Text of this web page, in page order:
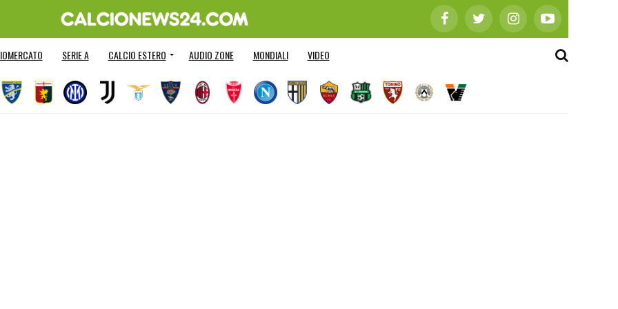
SERIE A CALCIO ESTERO AUDIO ZONE MONDIALI VIDEO